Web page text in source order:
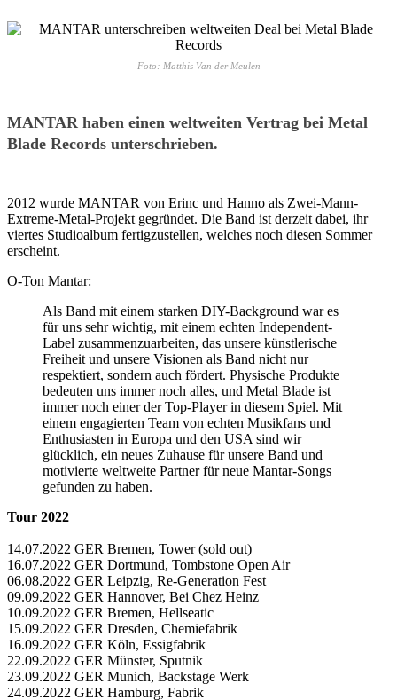
Foto: Matthis Van der Meulen
MANTAR haben einen weltweiten Vertrag bei Metal
Blade Records unterschrieben.
2012 wurde MANTAR von Erinc und Hanno als Zwei-Mann-
Extreme-Metal-Projekt gegründet. Die Band ist derzeit dabei, ihr
viertes Studioalbum fertigzustellen, welches noch diesen Sommer
erscheint.
O-Ton Mantar:
Als Band mit einem starken DIY-Background war es
für uns sehr wichtig, mit einem echten Independent-
Label zusammenzuarbeiten, das unsere künstlerische
Freiheit und unsere Visionen als Band nicht nur
respektiert, sondern auch fördert. Physische Produkte
bedeuten uns immer noch alles, und Metal Blade ist
immer noch einer der Top-Player in diesem Spiel. Mit
einem engagierten Team von echten Musikfans und
Enthusiasten in Europa und den USA sind wir
glücklich, ein neues Zuhause für unsere Band und
motivierte weltweite Partner für neue Mantar-Songs
gefunden zu haben.
Tour 2022
14.07.2022 GER Bremen, Tower (sold out)
16.07.2022 GER Dortmund, Tombstone Open Air
06.08.2022 GER Leipzig, Re-Generation Fest
09.09.2022 GER Hannover, Bei Chez Heinz
10.09.2022 GER Bremen, Hellseatic
15.09.2022 GER Dresden, Chemiefabrik
16.09.2022 GER Köln, Essigfabrik
22.09.2022 GER Münster, Sputnik
23.09.2022 GER Munich, Backstage Werk
24.09.2022 GER Hamburg, Fabrik